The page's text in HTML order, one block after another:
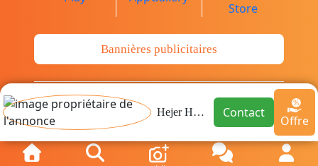
Hejer Hussein Contact
Offre
Bannières publicitaires
© Copyright 2014-2026 Cava.tn Limited Tous
les droits sont réservés.